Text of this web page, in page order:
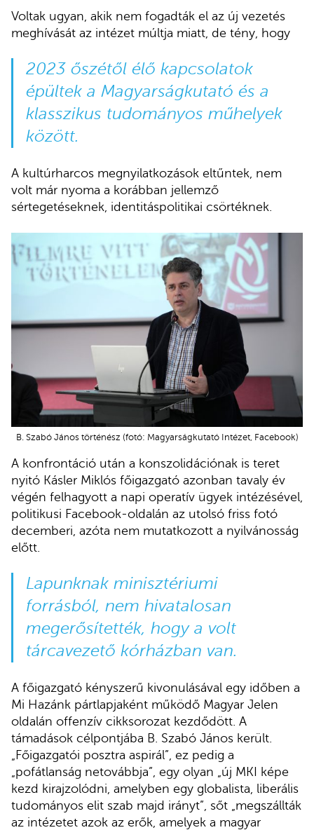
Voltak ugyan, akik nem fogadták el az új vezetés
meghívását az intézet múltja miatt, de tény, hogy
2023 őszétől élő kapcsolatok
épültek a Magyarságkutató és a
klasszikus tudományos műhelyek
között.
A kultúrharcos megnyilatkozások eltűntek, nem
volt már nyoma a korábban jellemző
sértegetéseknek, identitáspolitikai csörtéknek.
B. Szabó János történész (fotó: Magyarságkutató Intézet, Facebook)
A konfrontáció után a konszolidációnak is teret
nyitó Kásler Miklós főigazgató azonban tavaly év
végén felhagyott a napi operatív ügyek intézésével,
politikusi Facebook-oldalán az utolsó friss fotó
decemberi, azóta nem mutatkozott a nyilvánosság
előtt.
Lapunknak minisztériumi
forrásból, nem hivatalosan
megerősítették, hogy a volt
tárcavezető kórházban van.
A főigazgató kényszerű kivonulásával egy időben a
Mi Hazánk pártlapjaként működő Magyar Jelen
oldalán offenzív cikksorozat kezdődött. A
támadások célpontjába B. Szabó János került.
„Főigazgatói posztra aspirál”, ez pedig a
„pofátlanság netovábbja”, egy olyan „új MKI képe
kezd kirajzolódni, amelyben egy globalista, liberális
tudományos elit szab majd irányt”, sőt „megszállták
az intézetet azok az erők, amelyek a magyar